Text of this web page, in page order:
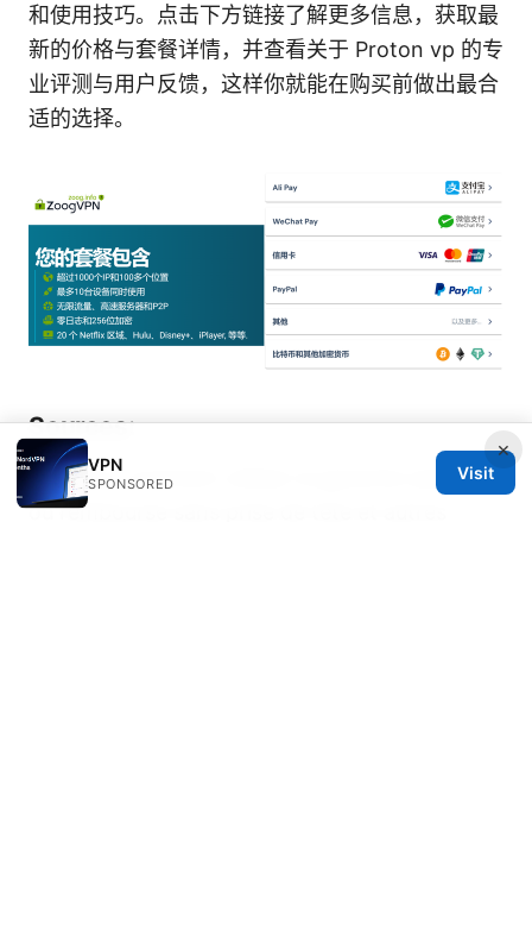
和使用技巧。点击下方链接了解更多信息，获取最
新的价格与套餐详情，并查看关于 Proton vp 的专
业评测与用户反馈，这样你就能在购买前做出最合
适的选择。
Sources:
Nordvpn comment utiliser la garantie satisfait
ou rembourse sans prise de tete et autres
×
VPN
SPONSORED
Visit